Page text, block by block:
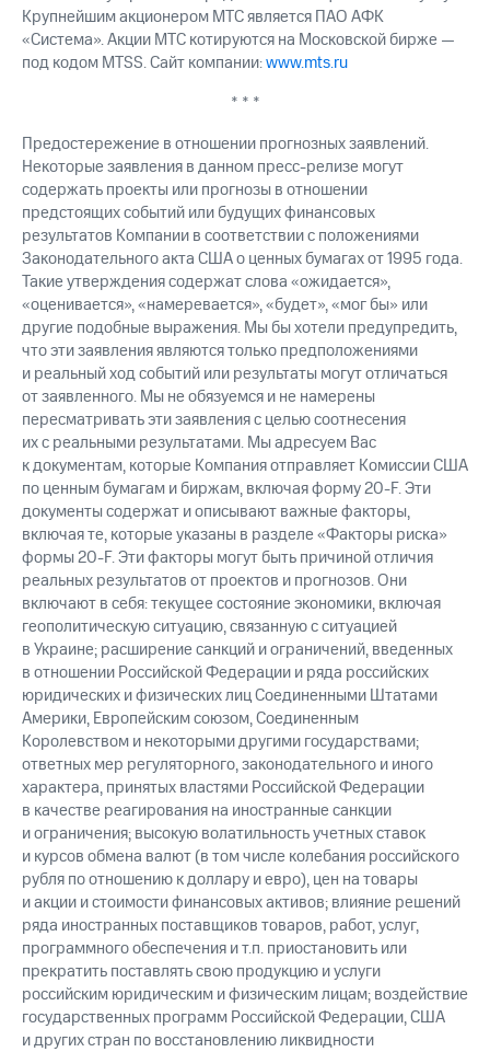
Крупнейшим акционером МТС является ПАО АФК
«Система». Акции МТС котируются на Московской бирже —
под кодом MTSS. Сайт компании:www.mts.ru
* * *
Предостережение в отношении прогнозных заявлений.
Некоторые заявления в данном пресс-релизе могут
содержать проекты или прогнозы в отношении
предстоящих событий или будущих финансовых
результатов Компании в соответствии с положениями
Законодательного акта США о ценных бумагах от 1995 года.
Такие утверждения содержат слова «ожидается»,
«оценивается», «намеревается», «будет», «мог бы» или
другие подобные выражения. Мы бы хотели предупредить,
что эти заявления являются только предположениями
и реальный ход событий или результаты могут отличаться
от заявленного. Мы не обязуемся и не намерены
пересматривать эти заявления с целью соотнесения
их с реальными результатами. Мы адресуем Вас
к документам, которые Компания отправляет Комиссии США
по ценным бумагам и биржам, включая форму 20-F. Эти
документы содержат и описывают важные факторы,
включая те, которые указаны в разделе «Факторы риска»
формы 20-F. Эти факторы могут быть причиной отличия
реальных результатов от проектов и прогнозов. Они
включают в себя: текущее состояние экономики, включая
геополитическую ситуацию, связанную с ситуацией
в Украине; расширение санкций и ограничений, введенных
в отношении Российской Федерации и ряда российских
юридических и физических лиц Соединенными Штатами
Америки, Европейским союзом, Соединенным
Королевством и некоторыми другими государствами;
ответных мер регуляторного, законодательного и иного
характера, принятых властями Российской Федерации
в качестве реагирования на иностранные санкции
и ограничения; высокую волатильность учетных ставок
и курсов обмена валют (в том числе колебания российского
рубля по отношению к доллару и евро), цен на товары
и акции и стоимости финансовых активов; влияние решений
ряда иностранных поставщиков товаров, работ, услуг,
программного обеспечения и т.п. приостановить или
прекратить поставлять свою продукцию и услуги
российским юридическим и физическим лицам; воздействие
государственных программ Российской Федерации, США
и других стран по восстановлению ликвидности